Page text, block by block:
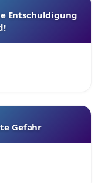
Entschuldigung
Gefahr